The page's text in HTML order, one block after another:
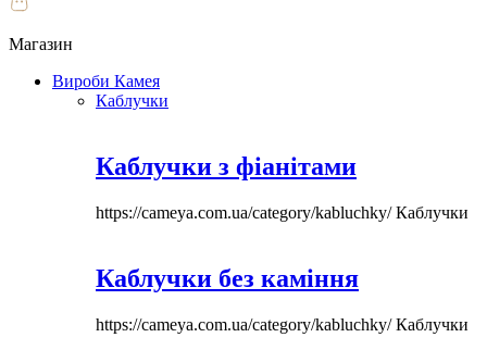
Магазин
Вироби Камея
Каблучки
Каблучки з фіанітами
https://cameya.com.ua/category/kabluchky/Каблучки
Каблучки без каміння
https://cameya.com.ua/category/kabluchky/Каблучки